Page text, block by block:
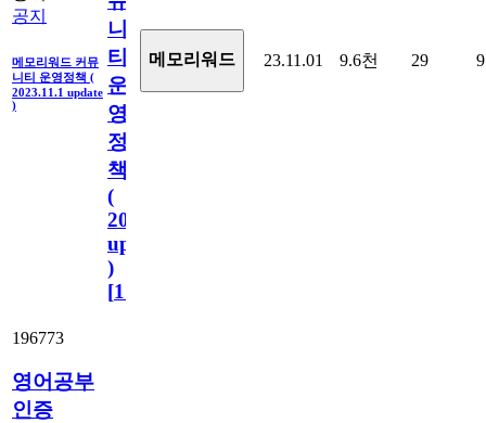
공지
메모리워드 커뮤
니티 운영정책 (
2023.11.1 update
)
니
티
운
영
정
책
(
2023.11.1
update
)
[110
메모리워드 23.11.01 9.6천 29 9
196773
영어공부
인증